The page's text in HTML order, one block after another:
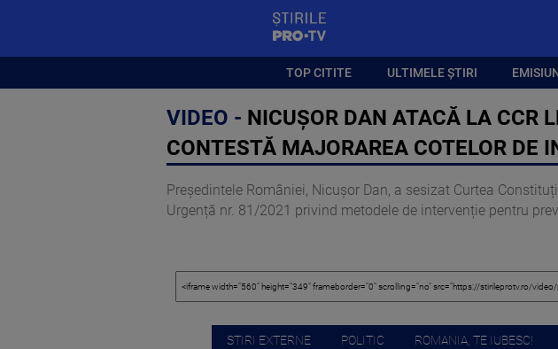
TOP CITITE ULTIMELE ȘTIRI
VIDEO - NICUȘOR DAN ATACĂ LA CCR
CONTESTĂ MAJORAREA COTELOR DE
Președintele României, Nicușor Dan, a sesizat Curtea
Urgență nr. 81/2021 privind metodele de intervenție pentru
STIRI EXTERNE POLITIC ROMANIA, TE IUBESC!